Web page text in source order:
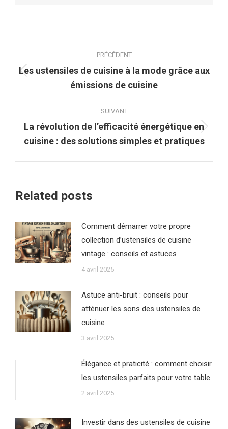
article
PRÉCÉDENT
Article
précédent
Les ustensiles de cuisine à la mode grâce aux
émissions de cuisine
SUIVANT
Article
suivant
:
La révolution de l’efficacité énergétique en
cuisine : des solutions simples et pratiques
Related posts
Comment démarrer votre propre
collection d’ustensiles de cuisine
vintage : conseils et astuces
4 avril 2025
Astuce anti-bruit : conseils pour
atténuer les sons des ustensiles de
cuisine
3 avril 2025
Élégance et praticité : comment choisir
les ustensiles parfaits pour votre table.
2 avril 2025
Investir dans des ustensiles de cuisine